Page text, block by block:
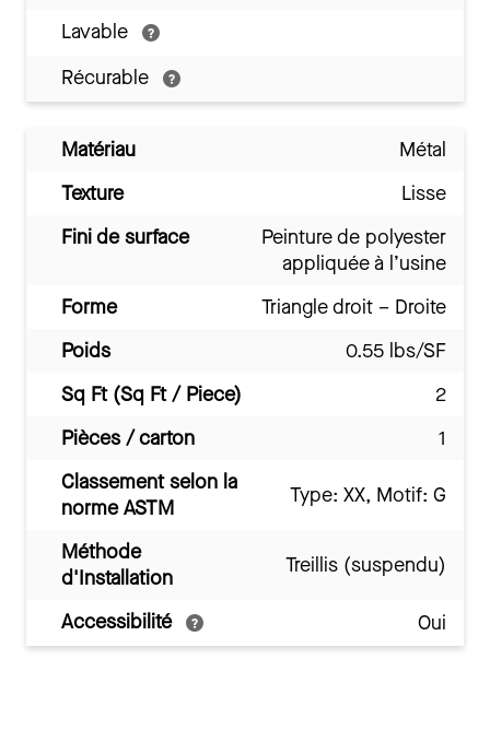
Lavable
Récurable
Matériau
Métal
Texture
Lisse
Fini de surface
Peinture de polyester
appliquée à l’usine
Forme
Triangle droit – Droite
Poids
0.55 lbs/SF
Sq Ft (Sq Ft / Piece)
2
Pièces / carton
1
Classement selon la
norme ASTM
Type: XX, Motif: G
Méthode
d'Installation
Treillis (suspendu)
Accessibilité Oui